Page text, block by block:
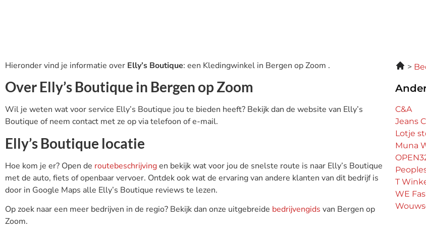
Hieronder vind je informatie over Elly’s Boutique: een Kledingwinkel in Bergen op Zoom .
Over Elly’s Boutique in Bergen op Zoom
Wil je weten wat voor service Elly’s Boutique jou te bieden heeft? Bekijk dan de website van Elly’s
Boutique of neem contact met ze op via telefoon of e-mail.
Elly’s Boutique locatie
Hoe kom je er? Open de routebeschrijvingen bekijk wat voor jou de snelste route is naar Elly’s Boutique
met de auto, fiets of openbaar vervoer. Ontdek ook wat de ervaring van andere klanten van dit bedrijf is
door in Google Maps alle Elly’s Boutique reviews te lezen.
Op zoek naar een meer bedrijven in de regio? Bekijk dan onze uitgebreide bedrijvengids van Bergen op
Zoom.
C&A
Jeans
Lotje
Muna
T
WE